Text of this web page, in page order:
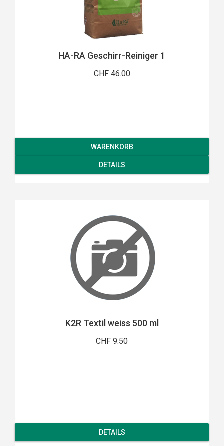
HA-RA Geschirr-Reiniger 1
CHF 46.00
WARENKORB
DETAILS
K2R Textil weiss 500 ml
CHF 9.50
DETAILS